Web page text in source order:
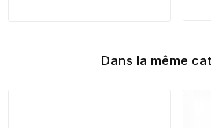
Dans la même